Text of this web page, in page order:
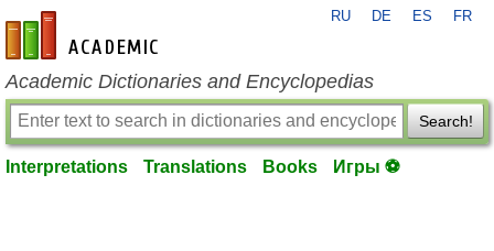
en-academic.com
RU DE ES FR
Academic Dictionaries and Encyclopedias
Search!
Interpretations Translations Books Игры ⚽